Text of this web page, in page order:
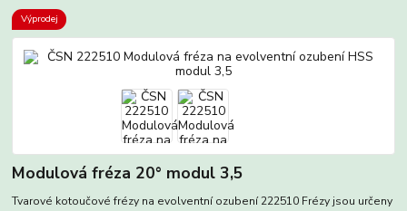
Výprodej
Modulová fréza 20° modul 3,5
Tvarové kotoučové frézy na evolventní ozubení 222510 Frézy jsou určeny